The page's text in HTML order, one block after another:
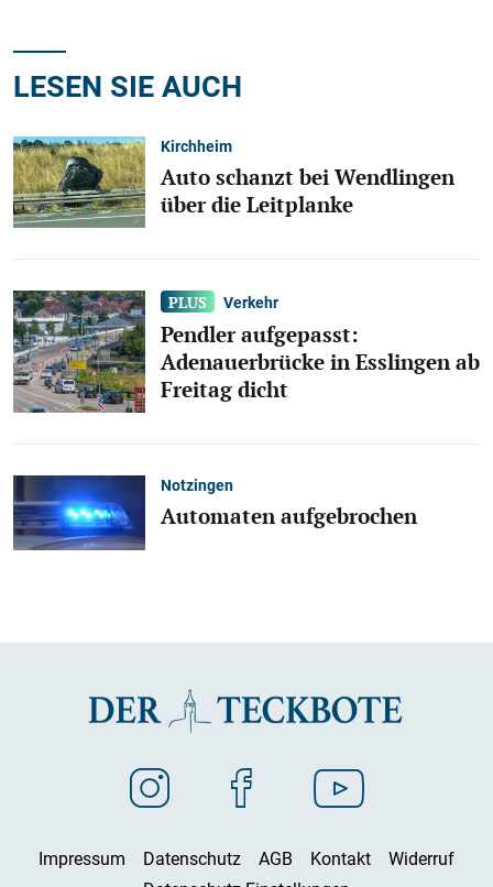
LESEN SIE AUCH
Kirchheim
Auto schanzt bei Wendlingen
über die Leitplanke
Verkehr
Pendler aufgepasst:
Adenauerbrücke in Esslingen ab
Freitag dicht
Notzingen
Automaten aufgebrochen
Impressum Datenschutz AGB Kontakt
Widerruf